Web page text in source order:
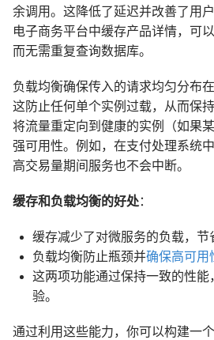
余调用。这降低了延迟并改善了用
电子商务平台中缓存产品详情，可
而无需重复查询数据库。
负载均衡确保传入的请求均匀分布
这防止任何单个实例过载，从而保
将流量重定向到健康的实例（如果
强可用性。例如，在支付处理系统
高交易量期间服务也不会中断。
缓存和负载均衡的好处：
缓存减少了对微服务的负载，节
负载均衡防止瓶颈并确保高可用
这两项功能通过保持一致的性
验。
通过利用这些能力，你可以构建一